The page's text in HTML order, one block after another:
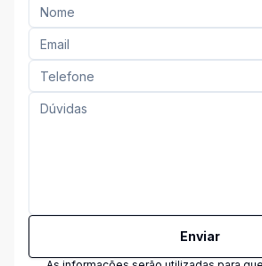
Enviar